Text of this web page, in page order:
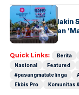
BERITA INDEX
Akhir Pekan Makin
Petals Hadirkan
Quick Links: Berita
Nasional
Featured
#pasangmatatelinga
Ekbis Pro
Komunitas